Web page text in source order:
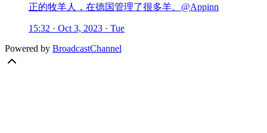
正的牧羊人，在德国管理了很多羊。@Appinn
15:32 · Oct 3, 2023 · Tue
Powered by BroadcastChannel